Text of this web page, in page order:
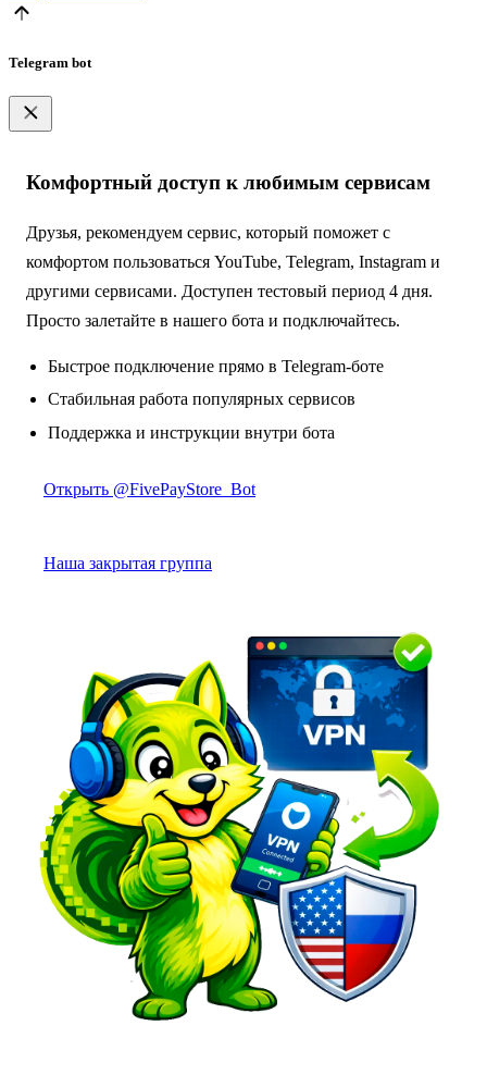
Telegram bot
Комфортный доступ к любимым сервисам
Друзья, рекомендуем сервис, который поможет с
комфортом пользоваться YouTube, Telegram, Instagram и
другими сервисами. Доступен тестовый период 4 дня.
Просто залетайте в нашего бота и подключайтесь.
Быстрое подключение прямо в Telegram-боте
Стабильная работа популярных сервисов
Поддержка и инструкции внутри бота
Открыть @FivePayStore_Bot
Наша закрытая группа